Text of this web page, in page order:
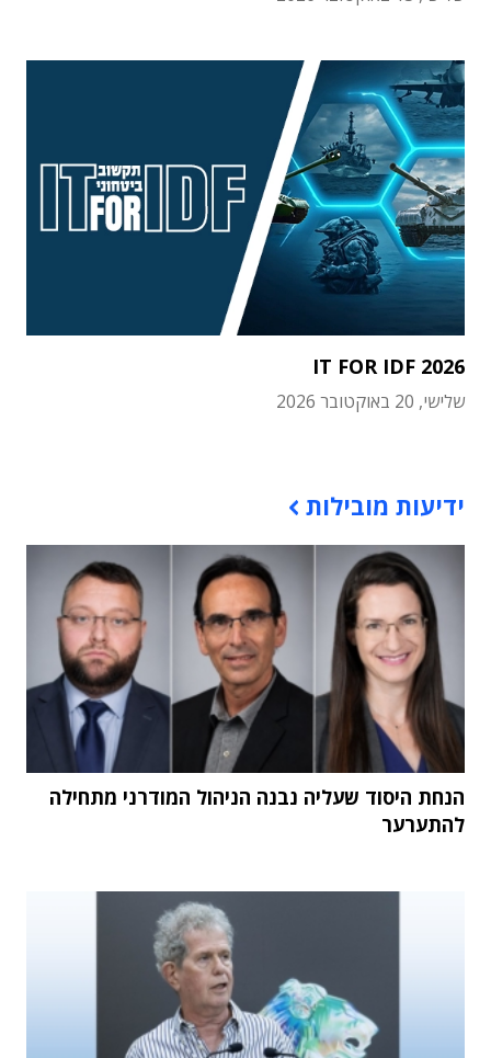
IT FOR IDF 2026
שלישי, 20 באוקטובר 2026
ידיעות מובילות
הנחת היסוד שעליה נבנה הניהול המודרני מתחילה
להתערער